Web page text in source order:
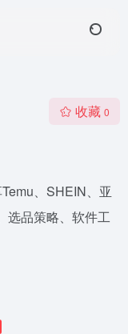
收藏 0
、SHEIN、亚
选品策略、软件工